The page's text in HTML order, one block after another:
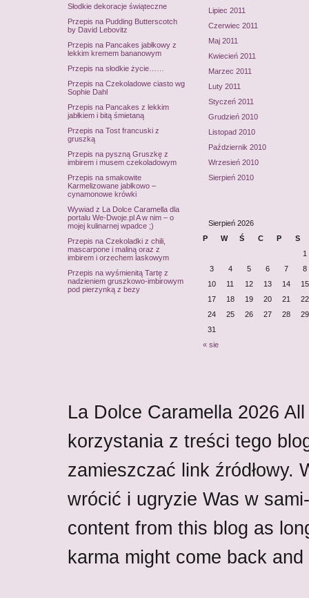
Słodkie dekoracje świąteczne
Przepis na Pudding Butterscotch
by David Lebovitz
Przepis na Pancakes jabłkowy z
lekkim kremem bananowym
Przepis na słodkie życie……
Przepis na Czekoladowe ciasto wg
Sophie Dahl
Przepis na Pancakes z lekkim
jabłkiem i bitą śmietaną
Przepis na Tost francuski z
gruszką
Przepis na pyszną Gruszkę z
imbirem i musem czekoladowym
Przepis na smakowite
Karmelizowane jabłkowo –
cynamonowe krówki
Wywiad z La Dolce Caramella dla
portalu We-Dwoje.pl A w nim – o
mojej kulinarnej wpadce ;)
Przepis na Czekoladki z chili,
mascarpone i maliną oraz z
imbirem i orzechem laskowym
Przepis na wyśmienitą Tartę z
nadzieniem gruszkowo-imbirowym
pod pierzynką z bezy
Lipiec 2011
Czerwiec 2011
Maj 2011
Kwiecień 2011
Marzec 2011
Luty 2011
Styczeń 2011
Grudzień 2010
Listopad 2010
Październik 2010
Wrzesień 2010
Sierpień 2010
Sierpień 2026
P
W Ś C P S
« sie
1
3
4 5 6 7
8
10
11 12 13 14
15
17
18 19 20 21
22
24
25 26 27 28
29
31
La Dolce Caramella 2026
korzystania z treści tego
zamieszczać link źródłowy.
wrócić i ugryzie Was w
content from this blog as
karma might come back